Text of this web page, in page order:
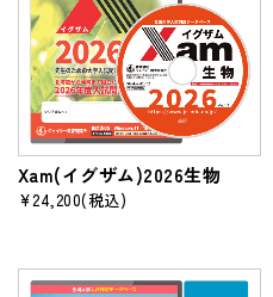
Xam(イグザム)2026生物
¥24,200(税込)